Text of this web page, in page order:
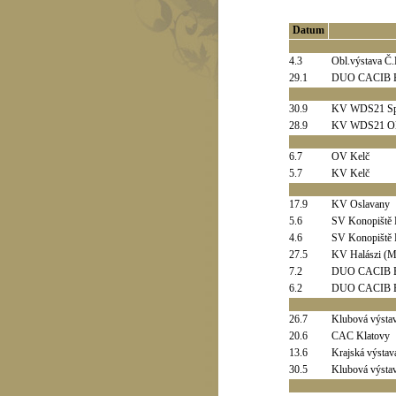
Datum
4.3
Obl.výstava
29.1
DUO CACIB
30.9
KV WDS21
28.9
KV WDS21
6.7
OV Kelč
5.7
KV Kelč
17.9
KV Oslavany
5.6
SV Konopiště
4.6
SV Konopiště
27.5
KV Halászi
7.2
DUO CACIB
6.2
DUO CACIB
26.7
Klubová
20.6
CAC Klatovy
13.6
Krajská
30.5
Klubová